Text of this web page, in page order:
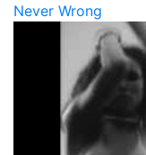
Never Wrong